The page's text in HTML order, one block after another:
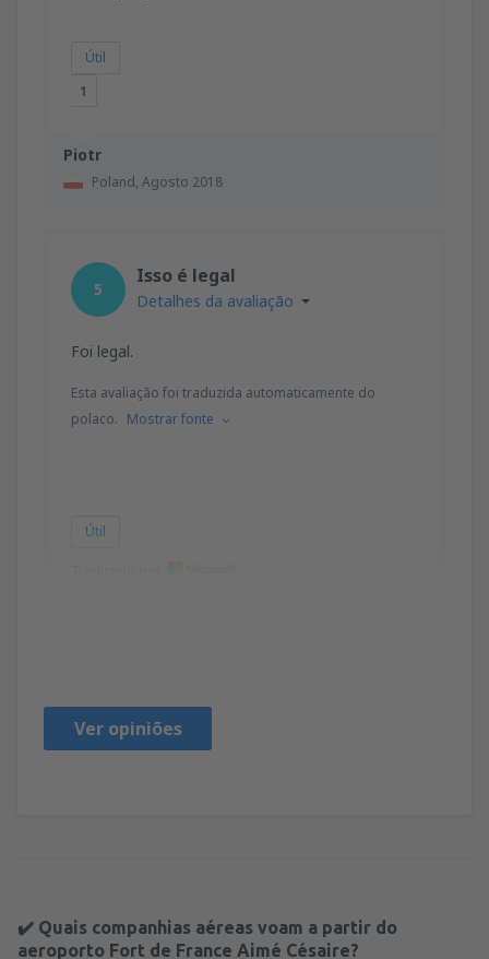
Piotr
Poland, Agosto 2018
Útil
1
5
Isso é legal
Detalhes da avaliação
Foi legal.
Esta avaliação foi traduzida automaticamente do
polaco. Mostrar fonte
Útil
Ver opiniões
✔️ Quais companhias aéreas voam a partir do
aeroporto Fort de France Aimé Césaire?